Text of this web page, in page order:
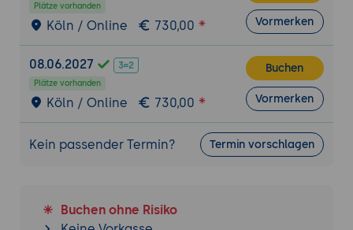
Berechtigungsprofilen in BlueSpice.
Gruppenmanagement: Effiziente
Verwaltung von Benutzerzugriffen und -
berechtigungen für verschiedene
Abteilungen und Teams.
Single-Sign-On-Integration: Anbindung an
bestehende Authentifizierungssysteme
wie Active Directory oder LDAP.
Zusatzmodule wie Kalender, Formulare
Plätze vorhanden
Köln / Online 730,00 Vormerken
08.06.2027
Plätze vorhanden
Köln / Online 730,00
Buchen
Vormerken
Kein passender Termin? Termin vorschlagen
Buchen ohne Risiko